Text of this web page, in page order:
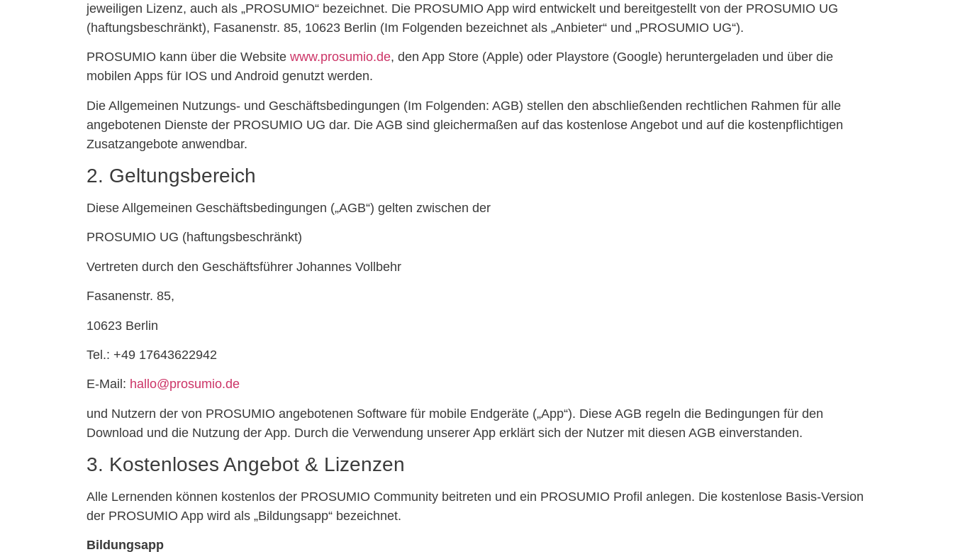
jeweiligen Lizenz, auch als „PROSUMIO“ bezeichnet. Die PROSUMIO App wird entwickelt und bereitgestellt von der PROSUMIO UG
(haftungsbeschränkt), Fasanenstr. 85, 10623 Berlin (Im Folgenden bezeichnet als „Anbieter“ und „PROSUMIO UG“).
PROSUMIO kann über die Website www.prosumio.de, den App Store (Apple) oder Playstore (Google) heruntergeladen und über die
mobilen Apps für IOS und Android genutzt werden.
Die Allgemeinen Nutzungs- und Geschäftsbedingungen (Im Folgenden: AGB) stellen den abschließenden rechtlichen Rahmen für alle
angebotenen Dienste der PROSUMIO UG dar. Die AGB sind gleichermaßen auf das kostenlose Angebot und auf die kostenpflichtigen
Zusatzangebote anwendbar.
2. Geltungsbereich
Diese Allgemeinen Geschäftsbedingungen („AGB“) gelten zwischen der
PROSUMIO UG (haftungsbeschränkt)
Vertreten durch den Geschäftsführer Johannes Vollbehr
Fasanenstr. 85,
10623 Berlin
Tel.: +49 17643622942
E-Mail: hallo@prosumio.de
und Nutzern der von PROSUMIO angebotenen Software für mobile Endgeräte („App“). Diese AGB regeln die Bedingungen für den
Download und die Nutzung der App. Durch die Verwendung unserer App erklärt sich der Nutzer mit diesen AGB einverstanden.
3. Kostenloses Angebot & Lizenzen
Alle Lernenden können kostenlos der PROSUMIO Community beitreten und ein PROSUMIO Profil anlegen. Die kostenlose Basis-Version
der PROSUMIO App wird als „Bildungsapp“ bezeichnet.
Bildungsapp